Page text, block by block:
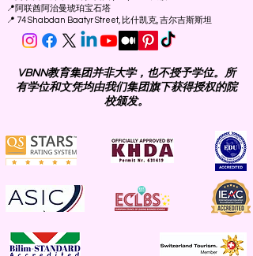
📍 阿联酋阿治曼琥珀宝石塔
📍 74 Shabdan Baatyr Street, 比什凯克, 吉尔吉斯斯坦
VBNN教育集团并非大学，也不授予学位。所
有学位和文凭均由我们集团旗下获得授权的院
校颁发。